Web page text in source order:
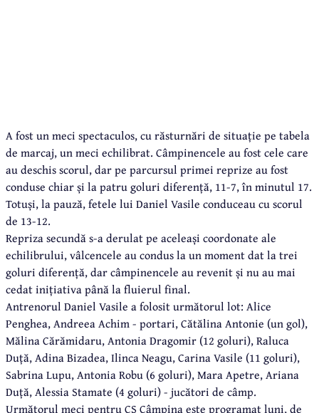
A fost un meci spectaculos, cu răsturnări de situație pe tabela
de marcaj, un meci echilibrat. Câmpinencele au fost cele care
au deschis scorul, dar pe parcursul primei reprize au fost
conduse chiar și la patru goluri diferență, 11-7, în minutul 17.
Totuși, la pauză, fetele lui Daniel Vasile conduceau cu scorul
de 13-12.
Repriza secundă s-a derulat pe aceleași coordonate ale
echilibrului, vâlcencele au condus la un moment dat la trei
goluri diferență, dar câmpinencele au revenit și nu au mai
cedat inițiativa până la fluierul final.
Antrenorul Daniel Vasile a folosit următorul lot: Alice
Penghea, Andreea Achim - portari, Cătălina Antonie (un gol),
Mălina Cărămidaru, Antonia Dragomir (12 goluri), Raluca
Duță, Adina Bizadea, Ilinca Neagu, Carina Vasile (11 goluri),
Sabrina Lupu, Antonia Robu (6 goluri), Mara Apetre, Ariana
Duță, Alessia Stamate (4 goluri) - jucători de câmp.
Următorul meci pentru CS Câmpina este programat luni, de